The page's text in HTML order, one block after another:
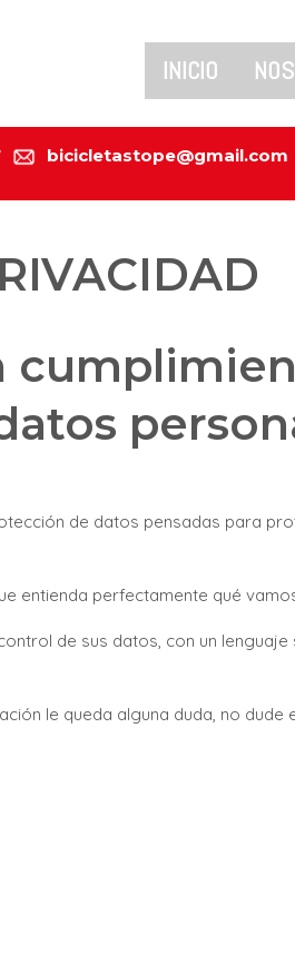
INICIO
bicicletastope@gmail.com
de datos pensadas para
entienda perfectamente qué
de sus datos, con un
le queda alguna duda, no dude